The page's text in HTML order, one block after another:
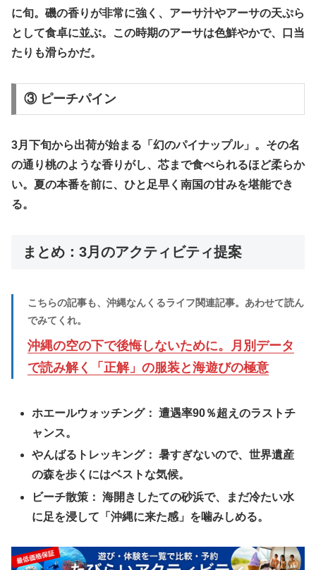
に旬。磯の香りが非常に強く、アーサ汁やアーサの天ぷら
として食卓に並ぶ。この時期のアーサは色鮮やかで、口当
たりも滑らかだ。
​③ ピーチパイン
​3月下旬から出荷が始まる「幻のパイナップル」。その名
の通り桃のような香りがし、芯まで食べられるほど柔らか
い。夏の本番を前に、ひと足早く南国の甘みを堪能でき
る。
​まとめ：3月のアクティビティ提案
こちらの記事も、沖縄なんくるライフ関連記事。あわせて読ん
でみてくれ。
沖縄の空の下で後悔しないために。月別データ
で読み解く「正解」の服装と海遊びの極意
ホエールウォッチング： 遭遇率90％超えのラストチ
ャンス。
やんばるトレッキング： 暑すぎないので、世界遺産
の森を歩くにはベストな気候。
ビーチ散策： 海開きしたての砂浜で、まだ冷たい水
に足を浸して「沖縄に来た感」を噛みしめる。